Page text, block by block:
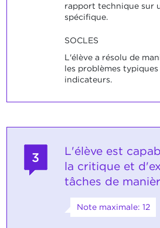
rapport technique sur
spécifique.
SOCLES
L'élève a résolu de
les problèmes
indicateurs.
3
L'élève est
la critique et
tâches de
Note maximale: 12